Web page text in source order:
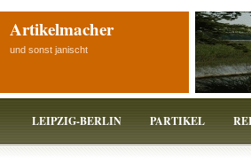
Artikelmacher
und sonst janischt
LEIPZIG-BERLIN PARTIKEL